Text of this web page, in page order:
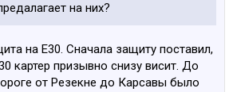
на них?
на Е30. Сначала защиту поставил,
картер призывно снизу висит. До
от Резекне до Карсавы было